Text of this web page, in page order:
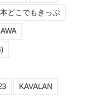
どこでもきっぷ
KAVALAN